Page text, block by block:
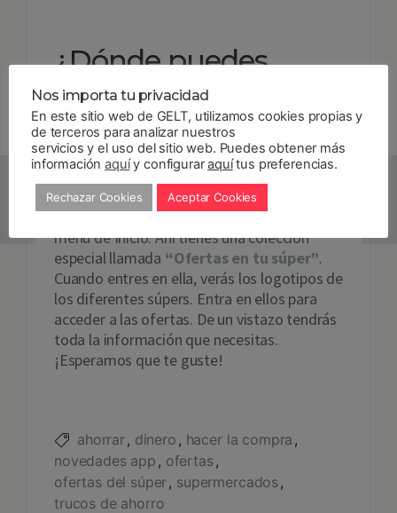
¿Dónde puedes
encontrarlas?
Físicamente, en los supermercados
especificados. Sonofertas válidas a nivel
nacional, a no ser que te digamos lo
contrario.
Para verlas en la app, sólo debes entrar en el
menú de Inicio. Ahí tienes una colección
especial llamada “Ofertas en tu súper”.
Cuando entres en ella, verás los logotipos de
los diferentes súpers. Entra en ellos para
acceder a las ofertas. De un vistazo tendrás
toda la información que necesitas.
¡Esperamos que te guste!
ahorrar dinero
hacer la compra
novedades app
ofertas
ofertas del súper supermercados
trucos de ahorro
Nos importa tu privacidad
En este sitio web de GELT, utilizamos cookies propias y
de terceros para analizar nuestros
servicios y el uso del sitio web. Puedes obtener más
informaciónaquíy configuraraquítus preferencias.
Rechazar Cookies Aceptar Cookies